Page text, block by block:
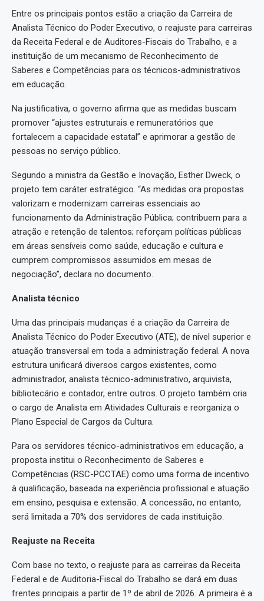
Entre os principais pontos estão a criação da Carreira de
Analista Técnico do Poder Executivo, o reajuste para carreiras
da Receita Federal e de Auditores-Fiscais do Trabalho, e a
instituição de um mecanismo de Reconhecimento de
Saberes e Competências para os técnicos-administrativos
em educação.
Na justificativa, o governo afirma que as medidas buscam
promover “ajustes estruturais e remuneratórios que
fortalecem a capacidade estatal” e aprimorar a gestão de
pessoas no serviço público.
Segundo a ministra da Gestão e Inovação, Esther Dweck, o
projeto tem caráter estratégico. “As medidas ora propostas
valorizam e modernizam carreiras essenciais ao
funcionamento da Administração Pública; contribuem para a
atração e retenção de talentos; reforçam políticas públicas
em áreas sensíveis como saúde, educação e cultura e
cumprem compromissos assumidos em mesas de
negociação”, declara no documento.
Analista técnico
Uma das principais mudanças é a criação da Carreira de
Analista Técnico do Poder Executivo (ATE), de nível superior e
atuação transversal em toda a administração federal. A nova
estrutura unificará diversos cargos existentes, como
administrador, analista técnico-administrativo, arquivista,
bibliotecário e contador, entre outros. O projeto também cria
o cargo de Analista em Atividades Culturais e reorganiza o
Plano Especial de Cargos da Cultura.
Para os servidores técnico-administrativos em educação, a
proposta institui o Reconhecimento de Saberes e
Competências (RSC-PCCTAE) como uma forma de incentivo
à qualificação, baseada na experiência profissional e atuação
em ensino, pesquisa e extensão. A concessão, no entanto,
será limitada a 70% dos servidores de cada instituição.
Reajuste na Receita
Com base no texto, o reajuste para as carreiras da Receita
Federal e de Auditoria-Fiscal do Trabalho se dará em duas
frentes principais a partir de 1º de abril de 2026. A primeira é a